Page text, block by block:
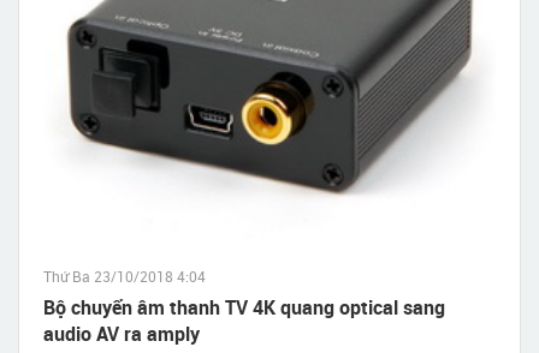
Thứ Ba 23/10/2018 4:04
Bộ chuyển âm thanh TV 4K quang optical sang
audio AV ra amply